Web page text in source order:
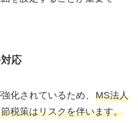
応
化されているため、 MS法人
税策はリスクを伴います。